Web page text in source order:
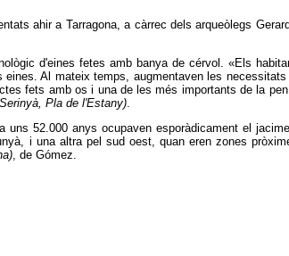
ahir a Tarragona, a càrrec dels arqueòlegs
d'eines fetes amb banya de cérvol. «Els
Al mateix temps, augmentaven les
fets amb os i una de les més importants de la
Pla de l'Estany).
52.000 anys ocupaven esporàdicament el
i una altra pel sud oest, quan eren zones
, de Gómez.